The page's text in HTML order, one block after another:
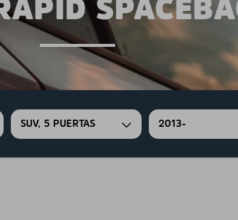
SUV, 5 PUERTAS 2013-